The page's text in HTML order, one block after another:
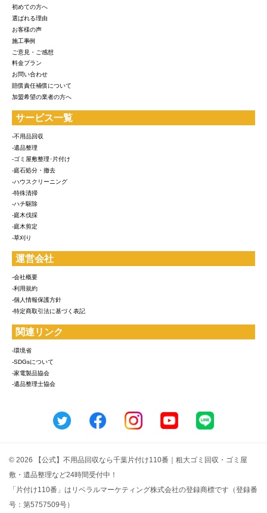
初めての方へ
選ばれる理由
お客様の声
施工事例
ご意見・ご感想
料金プラン
お問い合わせ
賠償責任補償について
加盟希望の業者の方へ
サービス一覧
-不用品回収
-遺品整理
-ゴミ屋敷整理･片付け
-庭石処分・撤去
-ハウスクリーニング
-特殊清掃
-ハチ駆除
-庭木伐採
-庭木剪定
-草刈り
運営会社
-会社概要
-利用規約
-個人情報保護方針
-特定商取引法に基づく表記
関連リンク
-環境省
-SDGsについて
-家電製品協会
-遺品整理士協会
© 2026 【公式】不用品回収なら千葉片付け110番｜粗大ゴミ回収・ゴミ屋
敷・遺品整理など24時間受付中！
「片付け110番」はリベラルマーケティング株式会社の登録商標です（登録番
号：第5757509号）